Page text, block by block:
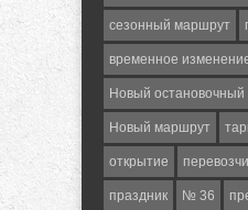
сезонный маршрут
временное
Новый остановочный
Новый маршрут
открытие
праздник № 36